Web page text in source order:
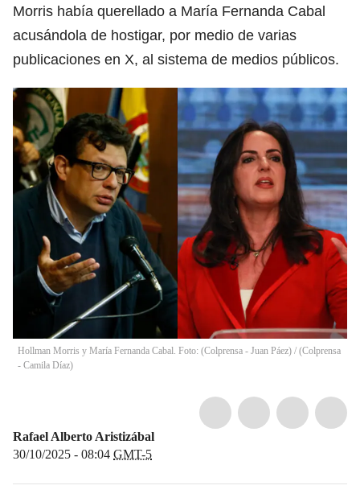
Morris había querellado a María Fernanda Cabal
acusándola de hostigar, por medio de varias
publicaciones en X, al sistema de medios públicos.
Hollman Morris y María Fernanda Cabal. Foto: (Colprensa - Juan Páez) / (Colprensa
- Camila Díaz)
Rafael Alberto Aristizábal
30/10/2025 - 08:04 GMT-5